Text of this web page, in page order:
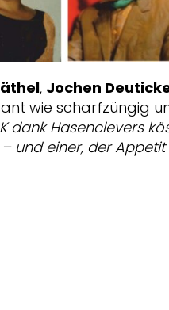
, Jochen
wie scharfzüngig
dank Hasenclevers
und einer, der